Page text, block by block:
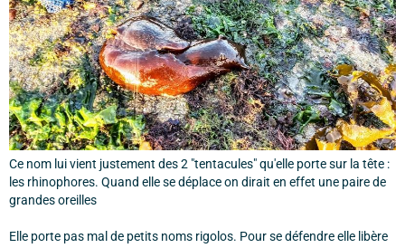
Ce nom lui vient justement des 2 "tentacules" qu'elle porte sur la tête :
les rhinophores. Quand elle se déplace on dirait en effet une paire de
grandes oreilles
Elle porte pas mal de petits noms rigolos. Pour se défendre elle libère